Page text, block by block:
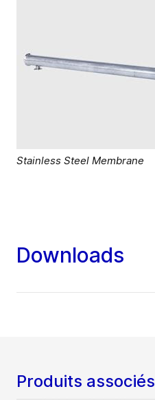
Stainless Steel Membrane
Downloads
Produits associés